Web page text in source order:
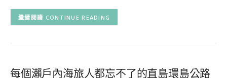
CONTINUE READING
每個瀨戶內海旅人都忘不了的直島環島公路